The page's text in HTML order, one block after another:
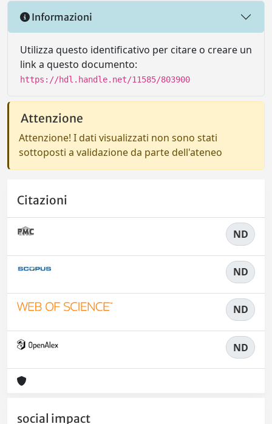
Informazioni
Utilizza questo identificativo per citare o creare un
link a questo documento:
https://hdl.handle.net/11585/803900
Attenzione
Attenzione! I dati visualizzati non sono stati
sottoposti a validazione da parte dell'ateneo
Citazioni
ND
ND
ND
ND
social impact